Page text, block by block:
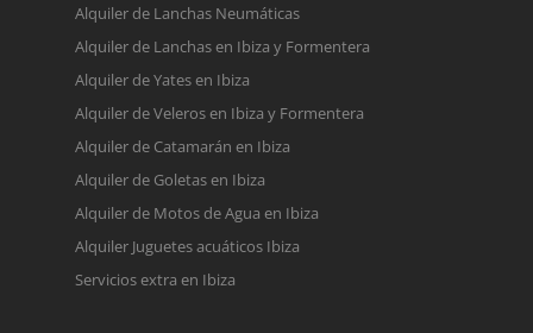
Alquiler de Lanchas Neumáticas
Alquiler de Lanchas en Ibiza y Formentera
Alquiler de Yates en Ibiza
Alquiler de Veleros en Ibiza y Formentera
Alquiler de Catamarán en Ibiza
Alquiler de Goletas en Ibiza
Alquiler de Motos de Agua en Ibiza
Alquiler Juguetes acuáticos Ibiza
Servicios extra en Ibiza